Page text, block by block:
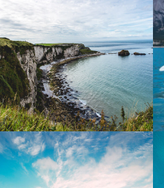
New Zealand